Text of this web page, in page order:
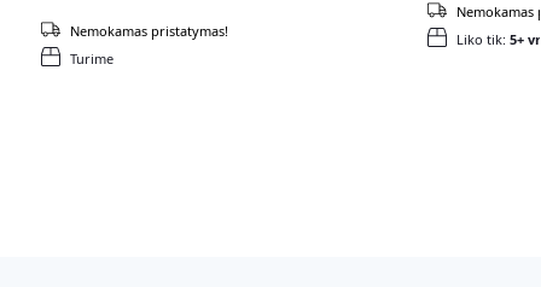
Turime
Nemokamas pristatymas! Liko tik: 5+
Nemokamas